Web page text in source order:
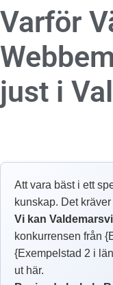
Varför
just i
Att vara bäst i ett
kunskap. Det
Vi kan
konkurrensen från
{Exempelstad 2 i
ut här.